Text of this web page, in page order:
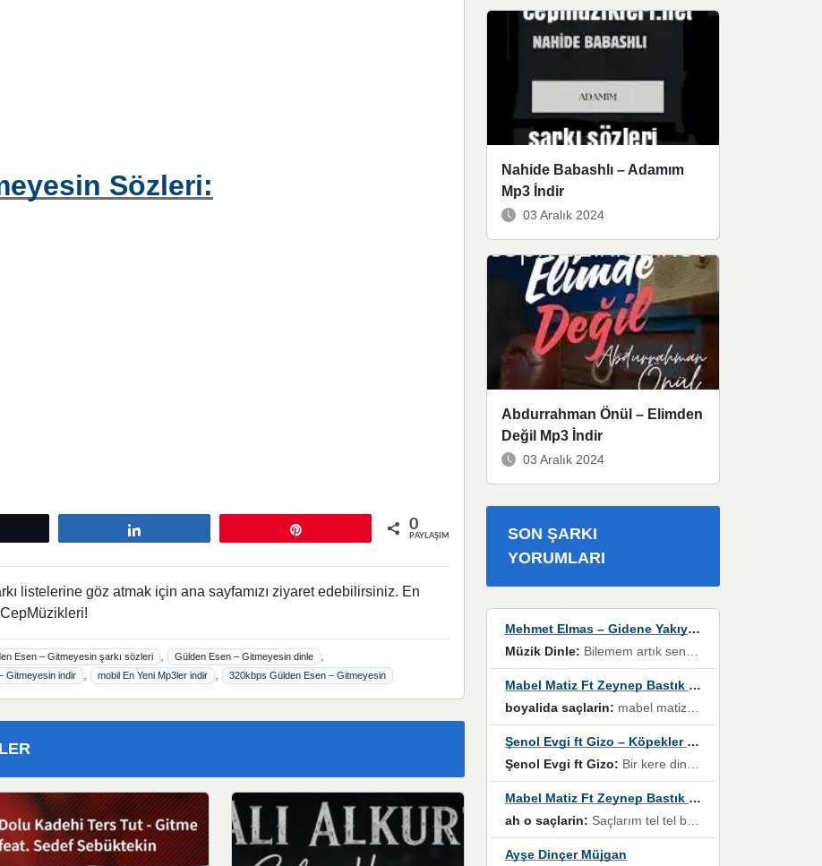
Sözleri:
0
PAYLAŞIMLAR
listelerine göz atmak için ana sayfamızı ziyaret edebilirsiniz. En
Esen – Gitmeyesin şarkı sözleri , Gülden Esen – Gitmeyesin dinle ,
Gitmeyesin indir , mobil En Yeni Mp3ler indir , 320kbps Gülden Esen – Gitmeyesin
Nahide Babashlı – Adamım
Mp3 İndir
03 Aralık 2024
Abdurrahman Önül – Elimden
Değil Mp3 İndir
03 Aralık 2024
SON ŞARKI
YORUMLARI
Mehmet Elmas – Gidene Yakıyorum
Müzik Dinle: Bilemem artık senden bir şans daha / Düştüğün zaman ben olmayacağım yanında” dizeleri, artık geçmişin tekrarına izin verilmeyeceğini, kişisel sınırların çizildiğini gösteriyor.
Mabel Matiz Ft Zeynep Bastık – Saçların
boyalida saçlarin: mabel matiz'in maya albümünde yer alan güzellerden. parça da şarkı hani! müzikal altyapısına vurulduğum, sözlerinde kaybolduğum bir parça olmuş.
Şenol Evgi ft Gizo – Köpekler Tanımadıklarına havlar
Şenol Evgi ft Gizo: Bir kere dinlememe rağmen kulaklardan gitmiyor sen sen sen sen kurban ol sen sen sen sen hayran ol yükses ses müzik dinleme sebebisiniz canlar bomba gibi patladınız maşallah
Mabel Matiz Ft Zeynep Bastık – Saçların
ah o saçlarin: Saçlarım tel tel beyazlıyor beyazlagına degil yanımda sen yoksun ona üzülüyorum günler bir bir geçiyor geçen günlere değil sensiz geçen günlere darılıyorum,Dinledikce asla kavusamayacagim ama asla unutamicagim sevdiğim adam için yanar içim
Ayşe Dinçer Müjgan